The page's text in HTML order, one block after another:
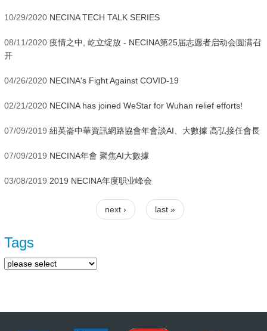
10/29/2020 NECINA TECH TALK SERIES
08/11/2020 疫情之中, 屹立绽放 - NECINA第25届志愿者启动会圆满召
开
04/26/2020 NECINA's Fight Against COVID-19
02/21/2020 NECINA has joined WeStar for Wuhan relief efforts!
07/09/2019 紐英崙中華資訊網路協會年會談AI、大數據 高弘接任會長
07/09/2019 NECINA年會 聚焦AI大數據
03/08/2019 2019 NECINA年度职业峰会
next › last »
Tags